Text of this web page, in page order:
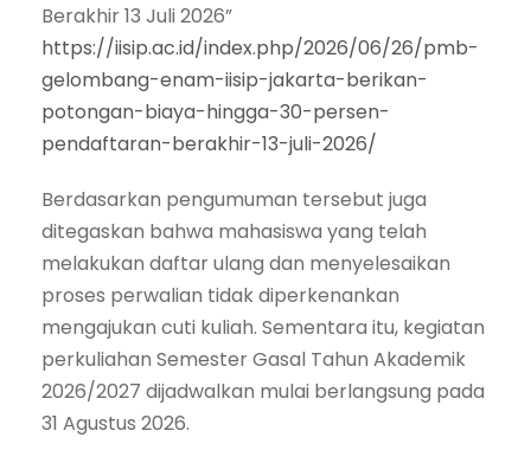
Berakhir 13 Juli 2026”
https://iisip.ac.id/index.php/2026/06/26/pmb-
gelombang-enam-iisip-jakarta-berikan-
potongan-biaya-hingga-30-persen-
pendaftaran-berakhir-13-juli-2026/
Berdasarkan pengumuman tersebut juga
ditegaskan bahwa mahasiswa yang telah
melakukan daftar ulang dan menyelesaikan
proses perwalian tidak diperkenankan
mengajukan cuti kuliah. Sementara itu, kegiatan
perkuliahan Semester Gasal Tahun Akademik
2026/2027 dijadwalkan mulai berlangsung pada
31 Agustus 2026.